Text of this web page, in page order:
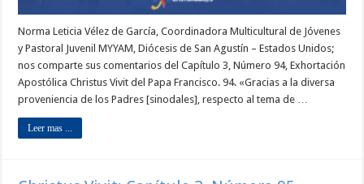
Norma Leticia Vélez de García, Coordinadora Multicultural de Jóvenes
y Pastoral Juvenil MYYAM, Diócesis de San Agustín – Estados Unidos;
nos comparte sus comentarios del Capítulo 3, Número 94, Exhortación
Apostólica Christus Vivit del Papa Francisco. 94. «Gracias a la diversa
proveniencia de los Padres [sinodales], respecto al tema de …
Leer mas ...